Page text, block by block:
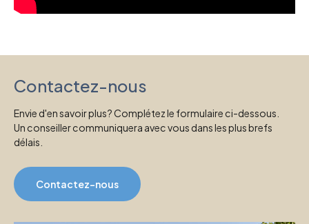
Contactez-nous
Envie d'en savoir plus? Complétez le formulaire ci-dessous.
Un conseiller communiquera avec vous dans les plus brefs
délais.
Contactez-nous